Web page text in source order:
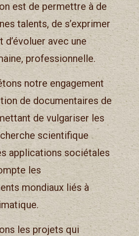
est de permettre à de
talents, de s’exprimer
d’évoluer avec une
professionnelle.
notre engagement
de documentaires de
de vulgariser les
scientifique
applications sociétales
les
mondiaux liés à
les projets qui